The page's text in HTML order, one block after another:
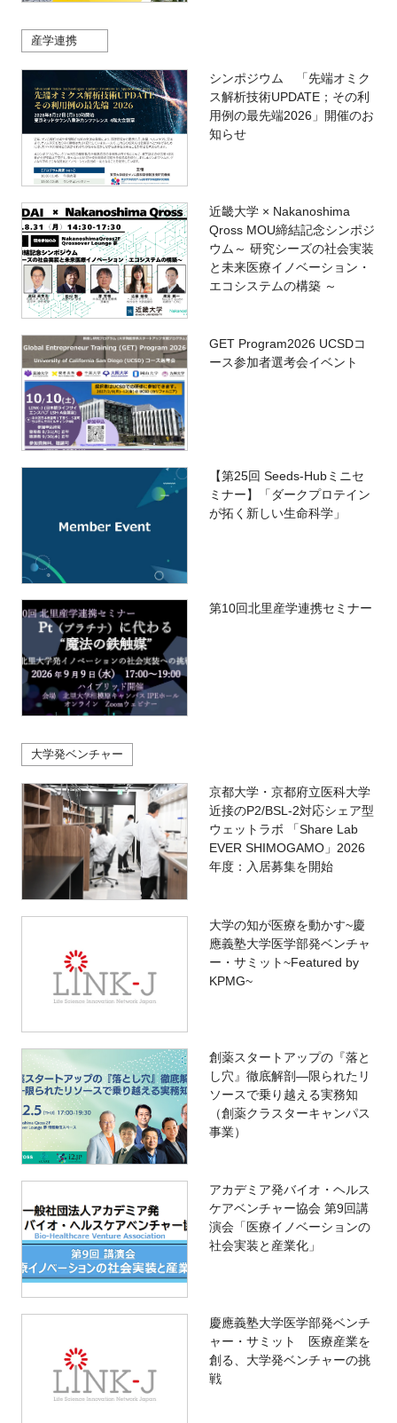
産学連携
シンポジウム 「先端オミク
ス解析技術UPDATE；その利
用例の最先端2026」開催のお
知らせ
近畿大学 × Nakanoshima
Qross MOU締結記念シンポジ
ウム～ 研究シーズの社会実装
と未来医療イノベーション・
エコシステムの構築 ～
GET Program2026 UCSDコ
ース参加者選考会イベント
【第25回 Seeds-Hubミニセ
ミナー】「ダークプロテイン
が拓く新しい生命科学」
第10回北里産学連携セミナー
大学発ベンチャー
京都大学・京都府立医科大学
近接のP2/BSL-2対応シェア型
ウェットラボ 「Share Lab
EVER SHIMOGAMO」2026
年度：入居募集を開始
大学の知が医療を動かす~慶
應義塾大学医学部発ベンチャ
ー・サミット~Featured by
KPMG~
創薬スタートアップの『落と
し穴』徹底解剖―限られたリ
ソースで乗り越える実務知
（創薬クラスターキャンパス
事業）
アカデミア発バイオ・ヘルス
ケアベンチャー協会 第9回講
演会「医療イノベーションの
社会実装と産業化」
慶應義塾大学医学部発ベンチ
ャー・サミット 医療産業を
創る、大学発ベンチャーの挑
戦